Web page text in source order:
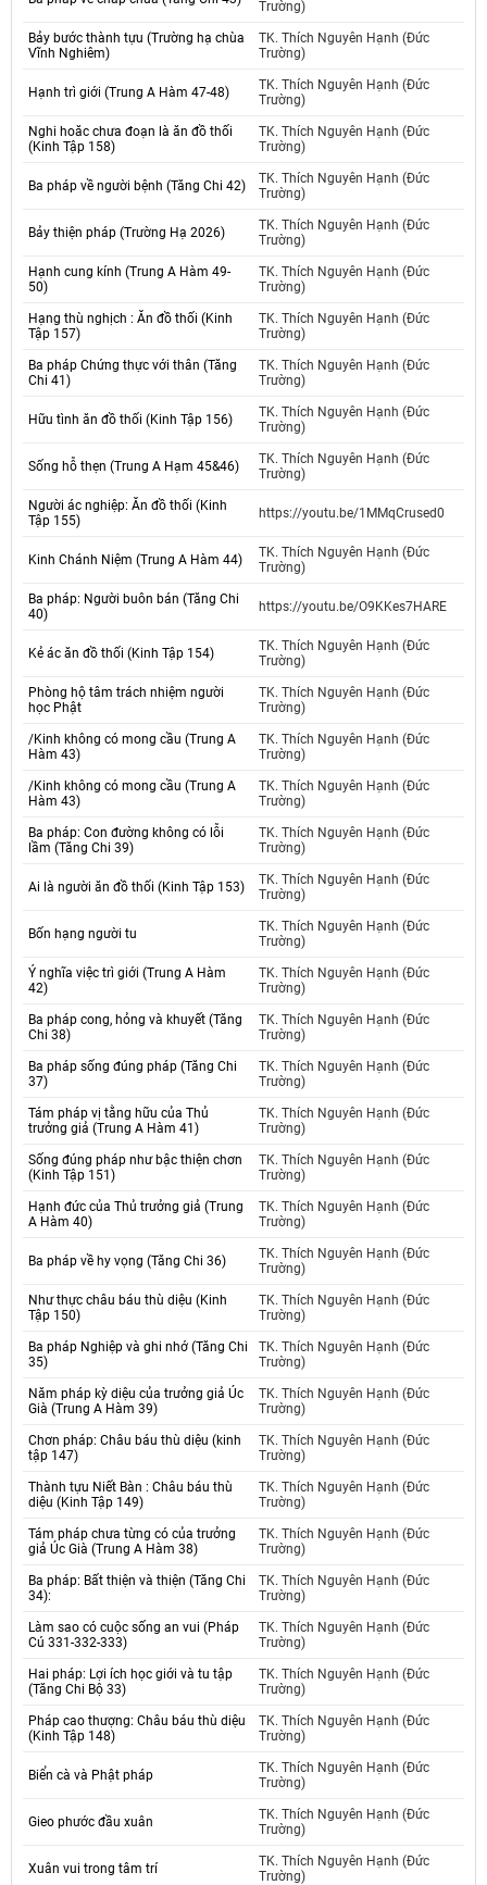
Trường)
Bảy bước thành tựu (Trường hạ chùa
Vĩnh Nghiêm)
TK. Thích Nguyên Hạnh (Đức
Trường)
Hạnh trì giới (Trung A Hàm 47-48)
TK. Thích Nguyên Hạnh (Đức
Trường)
Nghi hoăc chưa đoạn là ăn đồ thối
(Kinh Tập 158)
TK. Thích Nguyên Hạnh (Đức
Trường)
Ba pháp về người bệnh (Tăng Chi 42)
TK. Thích Nguyên Hạnh (Đức
Trường)
Bảy thiện pháp (Trường Hạ 2026)
TK. Thích Nguyên Hạnh (Đức
Trường)
Hạnh cung kính (Trung A Hàm 49-
50)
TK. Thích Nguyên Hạnh (Đức
Trường)
Hạng thù nghịch : Ăn đồ thối (Kinh
Tập 157)
TK. Thích Nguyên Hạnh (Đức
Trường)
Ba pháp Chứng thực với thân (Tăng
Chi 41)
TK. Thích Nguyên Hạnh (Đức
Trường)
Hữu tình ăn đồ thối (Kinh Tập 156)
TK. Thích Nguyên Hạnh (Đức
Trường)
Sống hỗ thẹn (Trung A Hạm 45&46)
TK. Thích Nguyên Hạnh (Đức
Trường)
Người ác nghiệp: Ăn đồ thối (Kinh
Tập 155)
https://youtu.be/1MMqCrused0
Kinh Chánh Niệm (Trung A Hàm 44)
TK. Thích Nguyên Hạnh (Đức
Trường)
Ba pháp: Người buôn bán (Tăng Chi
40)
https://youtu.be/O9KKes7HARE
Kẻ ác ăn đồ thối (Kinh Tập 154)
TK. Thích Nguyên Hạnh (Đức
Trường)
Phòng hộ tâm trách nhiệm người
học Phật
TK. Thích Nguyên Hạnh (Đức
Trường)
/Kinh không có mong cầu (Trung A
Hàm 43)
TK. Thích Nguyên Hạnh (Đức
Trường)
/Kinh không có mong cầu (Trung A
Hàm 43)
TK. Thích Nguyên Hạnh (Đức
Trường)
Ba pháp: Con đường không có lỗi
lầm (Tăng Chi 39)
TK. Thích Nguyên Hạnh (Đức
Trường)
Ai là người ăn đồ thối (Kinh Tập 153)
TK. Thích Nguyên Hạnh (Đức
Trường)
Bốn hạng người tu
TK. Thích Nguyên Hạnh (Đức
Trường)
Ý nghĩa việc trì giới (Trung A Hàm
42)
TK. Thích Nguyên Hạnh (Đức
Trường)
Ba pháp cong, hỏng và khuyết (Tăng
Chi 38)
TK. Thích Nguyên Hạnh (Đức
Trường)
Ba pháp sống đúng pháp (Tăng Chi
37)
TK. Thích Nguyên Hạnh (Đức
Trường)
Tám pháp vị tằng hữu của Thủ
trưởng giả (Trung A Hàm 41)
TK. Thích Nguyên Hạnh (Đức
Trường)
Sống đúng pháp như bậc thiện chơn
(Kinh Tập 151)
TK. Thích Nguyên Hạnh (Đức
Trường)
Hạnh đức của Thủ trưởng giả (Trung
A Hàm 40)
TK. Thích Nguyên Hạnh (Đức
Trường)
Ba pháp về hy vọng (Tăng Chi 36)
TK. Thích Nguyên Hạnh (Đức
Trường)
Như thực châu báu thù diệu (Kinh
Tập 150)
TK. Thích Nguyên Hạnh (Đức
Trường)
Ba pháp Nghiệp và ghi nhớ (Tăng Chi
35)
TK. Thích Nguyên Hạnh (Đức
Trường)
Năm pháp kỳ diệu của trưởng giả Úc
Già (Trung A Hàm 39)
TK. Thích Nguyên Hạnh (Đức
Trường)
Chơn pháp: Châu báu thù diệu (kinh
tập 147)
TK. Thích Nguyên Hạnh (Đức
Trường)
Thành tựu Niết Bàn : Châu báu thù
diệu (Kinh Tập 149)
TK. Thích Nguyên Hạnh (Đức
Trường)
Tám pháp chưa từng có của trưởng
giả Úc Già (Trung A Hàm 38)
TK. Thích Nguyên Hạnh (Đức
Trường)
Ba pháp: Bất thiện và thiện (Tăng Chi
34):
TK. Thích Nguyên Hạnh (Đức
Trường)
Làm sao có cuộc sống an vui (Pháp
Cú 331-332-333)
TK. Thích Nguyên Hạnh (Đức
Trường)
Hai pháp: Lợi ích học giới và tu tập
(Tăng Chi Bộ 33)
TK. Thích Nguyên Hạnh (Đức
Trường)
Pháp cao thượng: Châu báu thù diệu
(Kinh Tập 148)
TK. Thích Nguyên Hạnh (Đức
Trường)
Biển cà và Phật pháp
TK. Thích Nguyên Hạnh (Đức
Trường)
Gieo phước đầu xuân
TK. Thích Nguyên Hạnh (Đức
Trường)
Xuân vui trong tâm trí
TK. Thích Nguyên Hạnh (Đức
Trường)